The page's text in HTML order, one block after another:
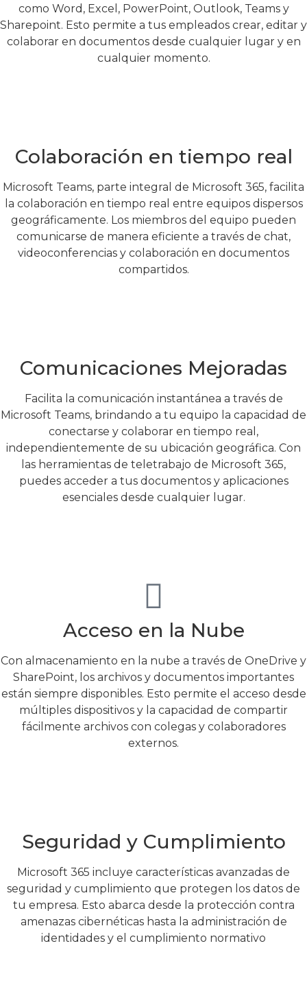
como Word, Excel, PowerPoint, Outlook, Teams y
Sharepoint. Esto permite a tus empleados crear, editar y
colaborar en documentos desde cualquier lugar y en
cualquier momento.
Colaboración en tiempo real
Microsoft Teams, parte integral de Microsoft 365, facilita
la colaboración en tiempo real entre equipos dispersos
geográficamente. Los miembros del equipo pueden
comunicarse de manera eficiente a través de chat,
videoconferencias y colaboración en documentos
compartidos.
Comunicaciones Mejoradas
Facilita la comunicación instantánea a través de
Microsoft Teams, brindando a tu equipo la capacidad de
conectarse y colaborar en tiempo real,
independientemente de su ubicación geográfica. Con
las herramientas de teletrabajo de Microsoft 365,
puedes acceder a tus documentos y aplicaciones
esenciales desde cualquier lugar.
Acceso en la Nube
Con almacenamiento en la nube a través de OneDrive y
SharePoint, los archivos y documentos importantes
están siempre disponibles. Esto permite el acceso desde
múltiples dispositivos y la capacidad de compartir
fácilmente archivos con colegas y colaboradores
externos.
Seguridad y Cumplimiento
Microsoft 365 incluye características avanzadas de
seguridad y cumplimiento que protegen los datos de
tu empresa. Esto abarca desde la protección contra
amenazas cibernéticas hasta la administración de
identidades y el cumplimiento normativo